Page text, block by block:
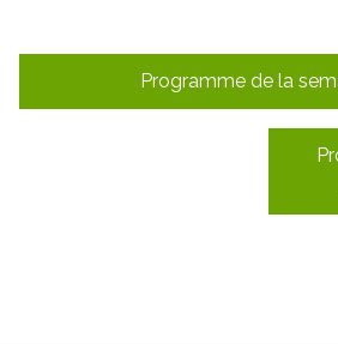
Navigation
de
Programme de la